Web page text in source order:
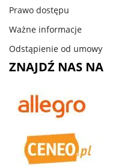
Prawo dostępu
Ważne informacje
Odstąpienie od umowy
ZNAJDŹ NAS NA